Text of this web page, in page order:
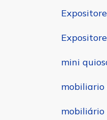
mini
mobiliario
mobiliário